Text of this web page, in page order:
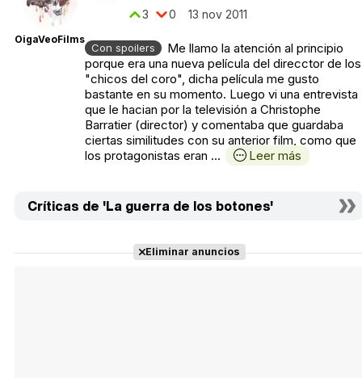
OigaVeoFilms
3 0 13 nov 2011
Con spoilers
Me llamo la atención al principio
porque era una nueva película del direcctor de los
"chicos del coro", dicha película me gusto
bastante en su momento. Luego vi una entrevista
que le hacian por la televisión a Christophe
Barratier (director) y comentaba que guardaba
ciertas similitudes con su anterior film, como que
los protagonistas eran ...
Leer más
Críticas de 'La guerra de los botones'
Eliminar anuncios